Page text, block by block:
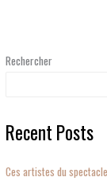
Rechercher
Recent Posts
Ces artistes du